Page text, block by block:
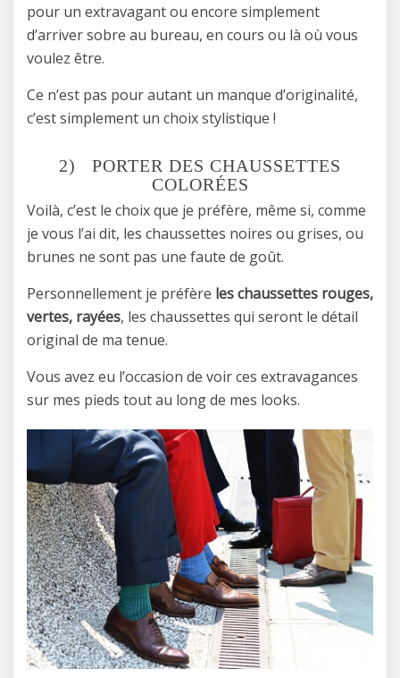
pour un extravagant ou encore simplement
d’arriver sobre au bureau, en cours ou là où vous
voulez être.
Ce n’est pas pour autant un manque d’originalité,
c’est simplement un choix stylistique !
2) PORTER DES CHAUSSETTES
COLORÉES
Voilà, c’est le choix que je préfère, même si, comme
je vous l’ai dit, les chaussettes noires ou grises, ou
brunes ne sont pas une faute de goût.
Personnellement je préfère les chaussettes rouges,
vertes, rayées, les chaussettes qui seront le détail
original de ma tenue.
Vous avez eu l’occasion de voir ces extravagances
sur mes pieds tout au long de mes looks.